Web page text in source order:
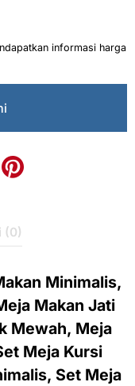
informasi harga
(0)
Minimalis,
Makan Jati
Mewah, Meja
Meja Kursi
Set Meja